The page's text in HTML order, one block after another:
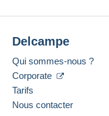
Delcampe
Qui sommes-nous ?
Corporate
Tarifs
Nous contacter